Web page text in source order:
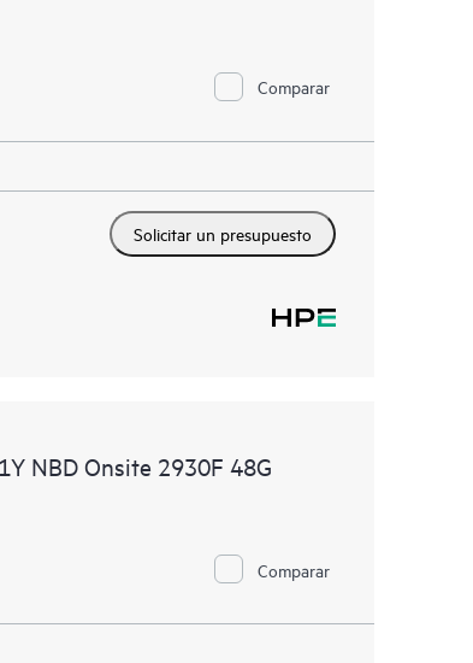
Comparar
Solicitar un presupuesto
NBD Onsite 2930F 48G
Comparar